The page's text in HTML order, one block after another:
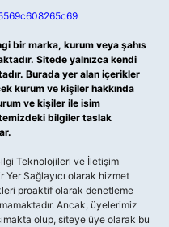
bir marka, kurum veya şahıs
Sitede yalnızca kendi
Burada yer alan içerikler
kurum ve kişiler hakkında
ve kişiler ile isim
bilgiler taslak
Teknolojileri ve İletişim
Yer Sağlayıcı olarak hizmet
proaktif olarak denetleme
Ancak, üyelerimiz
olup, siteye üye olarak bu